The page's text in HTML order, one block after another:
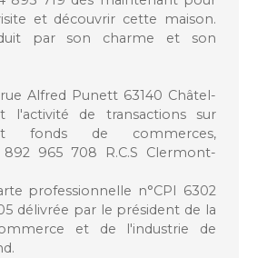
et découvrir cette maison.
par son charme et son
rue Alfred Punett 63140 Châtel-
l'activité de transactions sur
fonds de commerces,
965 708 R.C.S Clermont-
professionnelle n°CPI 6302
délivrée par le président de la
et de l'industrie de